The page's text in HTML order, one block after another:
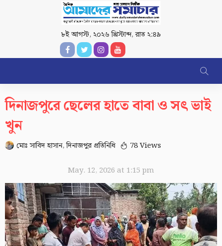
৮ই আগস্ট, ২০২৬ খ্রিস্টাব্দ,রাত ২:৪৯
দিনাজপুরে ছেলের হাতে বাবা ও সৎ ভাই
খুন
মোঃ সাবিদ হাসান, দিনাজপুর প্রতিনিধি 78 Views
May. 12, 2026 at 1:15 pm